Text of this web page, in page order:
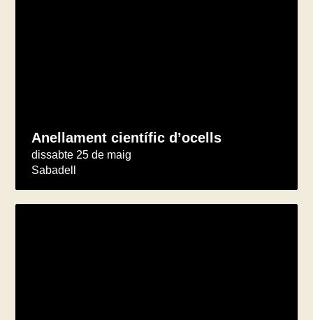
Anellament científic d’ocells
dissabte 25 de maig
Sabadell